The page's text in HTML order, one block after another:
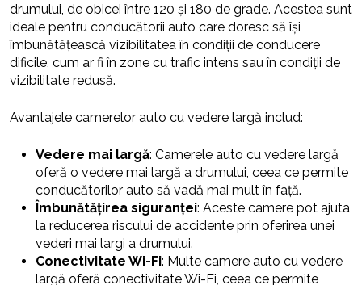
drumului, de obicei între 120 și 180 de grade. Acestea sunt
ideale pentru conducătorii auto care doresc să își
îmbunătățească vizibilitatea în condiții de conducere
dificile, cum ar fi în zone cu trafic intens sau în condiții de
vizibilitate redusă.
Avantajele camerelor auto cu vedere largă includ:
Vedere mai largă: Camerele auto cu vedere largă
oferă o vedere mai largă a drumului, ceea ce permite
conducătorilor auto să vadă mai mult în față.
Îmbunătățirea siguranței: Aceste camere pot ajuta
la reducerea riscului de accidente prin oferirea unei
vederi mai largi a drumului.
Conectivitate Wi-Fi: Multe camere auto cu vedere
largă oferă conectivitate Wi-Fi, ceea ce permite